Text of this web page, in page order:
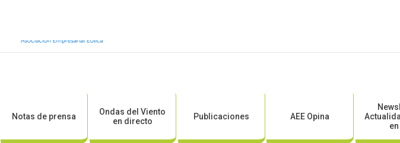
Notas de prensa
Ondas del Viento
en directo
Publicaciones AEE Opina
en